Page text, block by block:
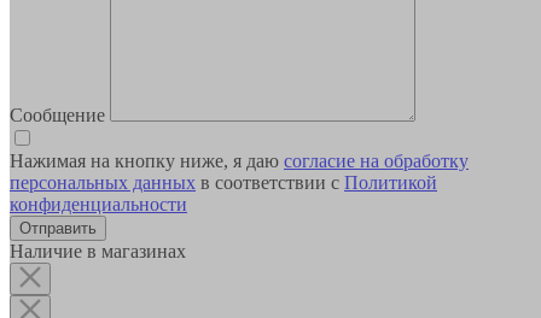
Сообщение
Нажимая на кнопку ниже, я даю согласие на обработку
персональных данных в соответствии с Политикой
конфиденциальности
Наличие в магазинах